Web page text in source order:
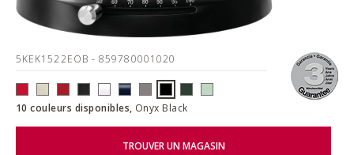
5KEK1522EOB - 859780001020
10 couleurs disponibles, Onyx Black
TROUVER UN MAGASIN